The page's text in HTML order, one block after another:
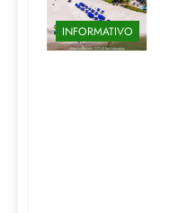
INFORMATIVO